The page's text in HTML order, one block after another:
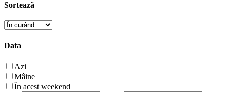
Sortează
Data
Azi
Mâine
În acest weekend